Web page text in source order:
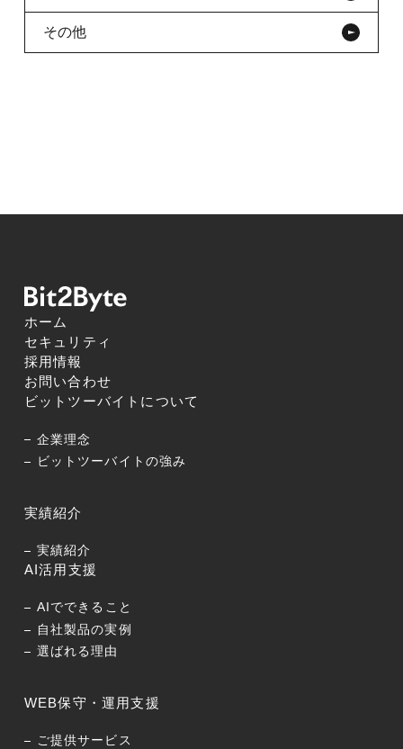
その他
ホーム
セキュリティ
採用情報
お問い合わせ
ビットツーバイトについて
企業理念
ビットツーバイトの強み
実績紹介
実績紹介
AI活用支援
AIでできること
自社製品の実例
選ばれる理由
WEB保守・運用支援
ご提供サービス